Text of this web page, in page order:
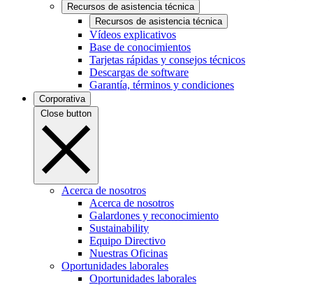
Recursos de asistencia técnica
Recursos de asistencia técnica
Vídeos explicativos
Base de conocimientos
Tarjetas rápidas y consejos técnicos
Descargas de software
Garantía, términos y condiciones
Corporativa
Close button
Acerca de nosotros
Acerca de nosotros
Galardones y reconocimiento
Sustainability
Equipo Directivo
Nuestras Oficinas
Oportunidades laborales
Oportunidades laborales